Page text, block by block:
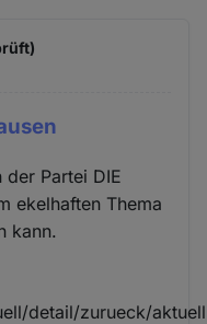
Partei DIE
ekelhaften Thema
kann.
detail/zurueck/